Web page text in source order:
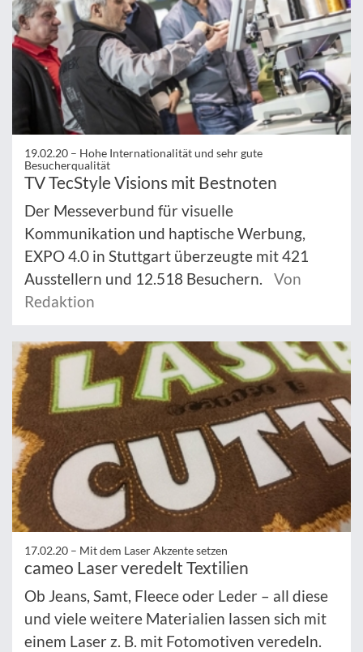
19.02.20 – Hohe Internationalität und sehr gute
Besucherqualität
TV TecStyle Visions mit Bestnoten
Der Messeverbund für visuelle
Kommunikation und haptische Werbung,
EXPO 4.0 in Stuttgart überzeugte mit 421
Ausstellern und 12.518 Besuchern.
Von
Redaktion
17.02.20 – Mit dem Laser Akzente setzen
cameo Laser veredelt Textilien
Ob Jeans, Samt, Fleece oder Leder – all diese
und viele weitere Materialien lassen sich mit
einem Laser z. B. mit Fotomotiven veredeln.